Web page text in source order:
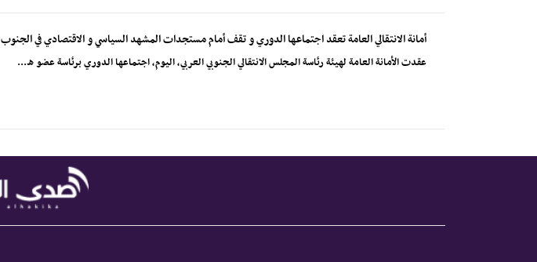
أمانة الانتقالي العامة تعقد اجتماعها الدوري و تقف أمام مستجدات المشهد السياسي و الاقتصادي في الجنوب
عقدت الأمانة العامة لهيئة رئاسة المجلس الانتقالي الجنوبي العربي، اليوم، اجتماعها الدوري برئاسة عضو ه...